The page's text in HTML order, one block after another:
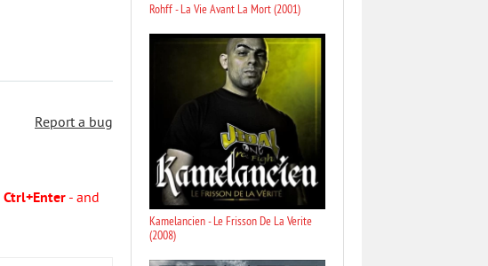
Report a bug
Ctrl+Enter - and
Rohff - La Vie Avant La Mort (2001)
Kamelancien - Le Frisson De La Verite
(2008)